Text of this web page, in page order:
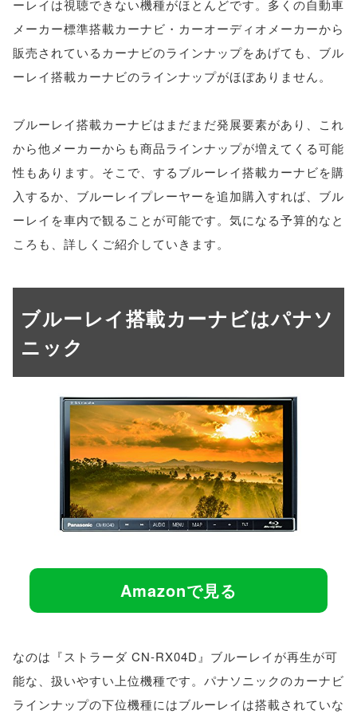
ーレイは視聴できない機種がほとんどです。多くの自動車
メーカー標準搭載カーナビ・カーオーディオメーカーから
販売されているカーナビのラインナップをあげても、ブル
ーレイ搭載カーナビのラインナップがほぼありません。
ブルーレイ搭載カーナビはまだまだ発展要素があり、これ
から他メーカーからも商品ラインナップが増えてくる可能
性もあります。そこで、するブルーレイ搭載カーナビを購
入するか、ブルーレイプレーヤーを追加購入すれば、ブル
ーレイを車内で観ることが可能です。気になる予算的なと
ころも、詳しくご紹介していきます。
ブルーレイ搭載カーナビはパナソ
ニック
Amazonで見る
なのは『ストラーダ CN-RX04D』ブルーレイが再生が可
能な、扱いやすい上位機種です。パナソニックのカーナビ
ラインナップの下位機種にはブルーレイは搭載されていな